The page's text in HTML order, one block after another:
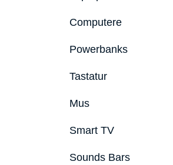
Computere
Powerbanks
Tastatur
Mus
Smart TV
Sounds Bars